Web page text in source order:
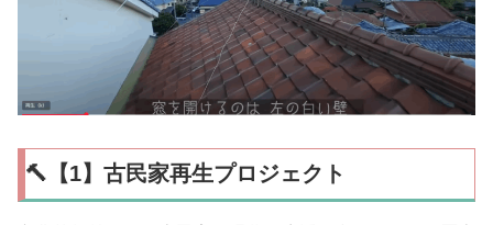
🔨【1】古民家再生プロジェクト